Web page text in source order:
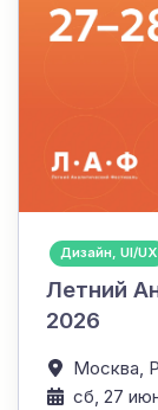
Дизайн, UI/UX
Летний
2026
Москва,
сб, 27